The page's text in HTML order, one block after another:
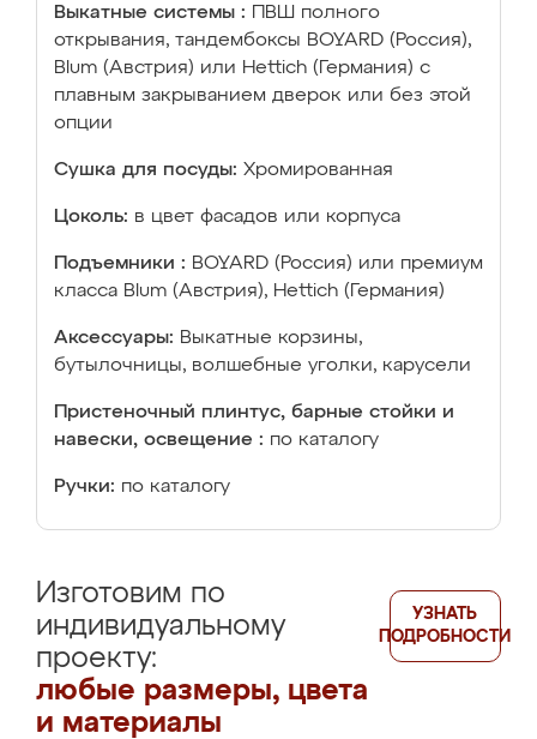
Выкатные системы :
ПВШ полного
открывания, тандембоксы BOYARD (Россия),
Blum (Австрия) или Hettich (Германия) с
плавным закрыванием дверок или без этой
опции
Сушка для посуды: Хромированная
Цоколь: в цвет фасадов или корпуса
Подъемники : BOYARD (Россия) или премиум
класса Blum (Австрия), Hettich (Германия)
Аксессуары: Выкатные корзины,
бутылочницы, волшебные уголки, карусели
Пристеночный плинтус, барные стойки и
навески, освещение : по каталогу
Ручки: по каталогу
Изготовим по
индивидуальному
проекту:
любые размеры, цвета
и материалы
УЗНАТЬ
ПОДРОБНОСТИ